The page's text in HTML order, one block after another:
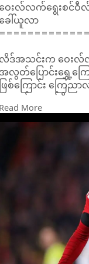
ေးလ်လက်ရွေးစင်ဝီ
ေါ်ယူလာ
ဒ်အသင်းက ဝေးလ်
လွတ်ပြောင်းရွှေ့ကြေ
ြစ်ကြောင်း ကြေည
သက် ၂၉ နှစ်ရှိ အ
လ်ဟမ်နှင့်စာချုပ်သ
ြစ်ပါတယ်။
လ်ဆင်ဟာ ၂၀၂၂ ခုနှ
န်းဖြင့် ပြောင်းလာ
ာတွင် ၁၀ ဂိုးအထိ သွ
ေးလ်အတွက် ၆၉ ပွဲက
ဒ်ရဲ့ ပထမဆုံးခေါ်ယူ
ဒ်ဟာ ဆောက်သမ်တန်
န်မှ ထွက်ခွာလာတဲ့ ဂ
တို့ကိုလည်း ခေါ်ယူရေး
More